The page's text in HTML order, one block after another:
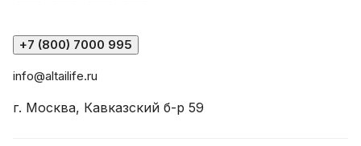
+7 (800) 7000 995
info@altailife.ru
г. Москва, Кавказский б-р 59